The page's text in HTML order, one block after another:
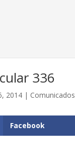
336
2014 | Comunicados
Facebook